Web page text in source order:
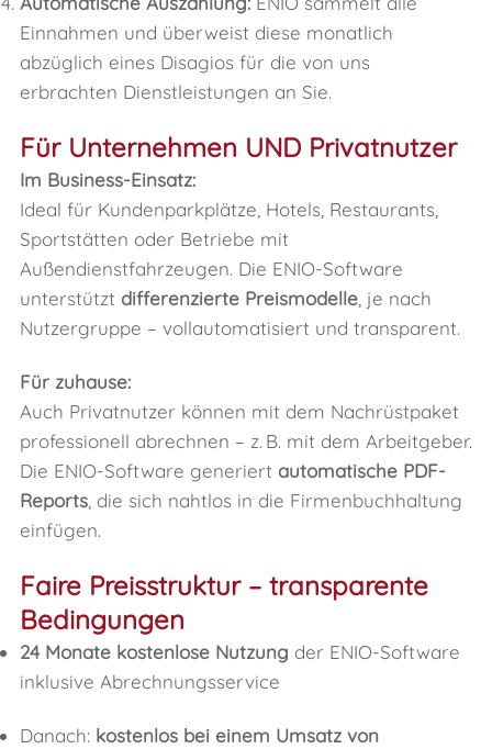
Einnahmen und überweist diese monatlich
abzüglich eines Disagios für die von uns
erbrachten Dienstleistungen an Sie.
Für Unternehmen UND Privatnutzer
Im Business-Einsatz:
Ideal für Kundenparkplätze, Hotels, Restaurants,
Sportstätten oder Betriebe mit
Außendienstfahrzeugen. Die ENIO-Software
unterstützt differenzierte Preismodelle, je nach
Nutzergruppe – vollautomatisiert und transparent.
Für zuhause:
Auch Privatnutzer können mit dem Nachrüstpaket
professionell abrechnen – z. B. mit dem Arbeitgeber.
Die ENIO-Software generiert automatische PDF-
Reports, die sich nahtlos in die Firmenbuchhaltung
einfügen.
Faire Preisstruktur – transparente
Bedingungen
24 Monate kostenlose Nutzung der ENIO-Software
inklusive Abrechnungsservice
Danach: kostenlos bei einem Umsatz von